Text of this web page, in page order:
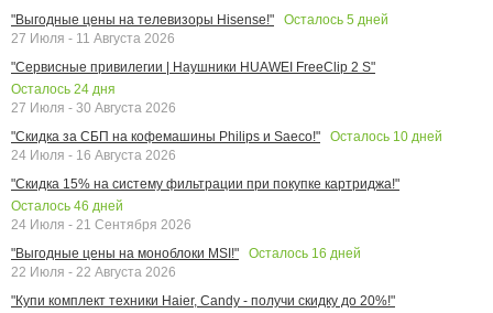
"Выгодные цены на телевизоры Hisense!"
Осталось 5 дней
27 Июля - 11 Августа 2026
"Сервисные привилегии | Наушники HUAWEI FreeClip 2 S"
Осталось 24 дня
27 Июля - 30 Августа 2026
"Скидка за СБП на кофемашины Philips и Saeco!"
Осталось 10 дней
24 Июля - 16 Августа 2026
"Скидка 15% на систему фильтрации при покупке картриджа!"
Осталось 46 дней
24 Июля - 21 Сентября 2026
"Выгодные цены на моноблоки MSI!"
Осталось 16 дней
22 Июля - 22 Августа 2026
"Купи комплект техники Haier, Candy - получи скидку до 20%!"